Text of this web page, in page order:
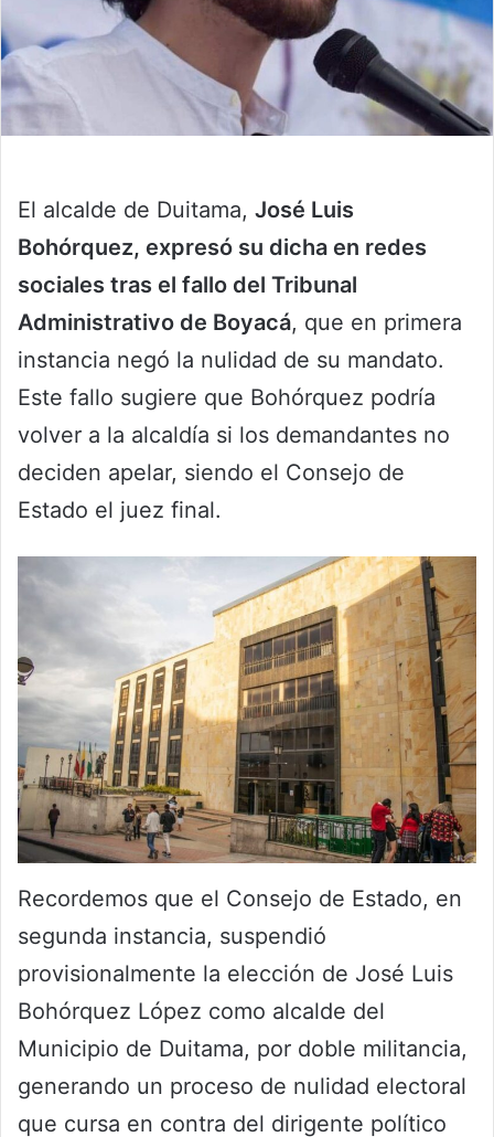
El alcalde de Duitama, José Luis
Bohórquez, expresó su dicha en redes
sociales tras el fallo del Tribunal
Administrativo de Boyacá, que en primera
instancia negó la nulidad de su mandato.
Este fallo sugiere que Bohórquez podría
volver a la alcaldía si los demandantes no
deciden apelar, siendo el Consejo de
Estado el juez final.
Recordemos que el Consejo de Estado, en
segunda instancia, suspendió
provisionalmente la elección de José Luis
Bohórquez López como alcalde del
Municipio de Duitama, por doble militancia,
generando un proceso de nulidad electoral
que cursa en contra del dirigente político